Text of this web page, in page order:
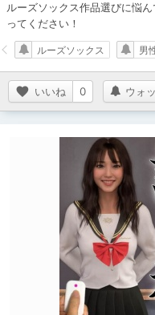
ルーズソックス作品選びに悩
ってください！
いいね 0 ウォ
ルーズソックス 男